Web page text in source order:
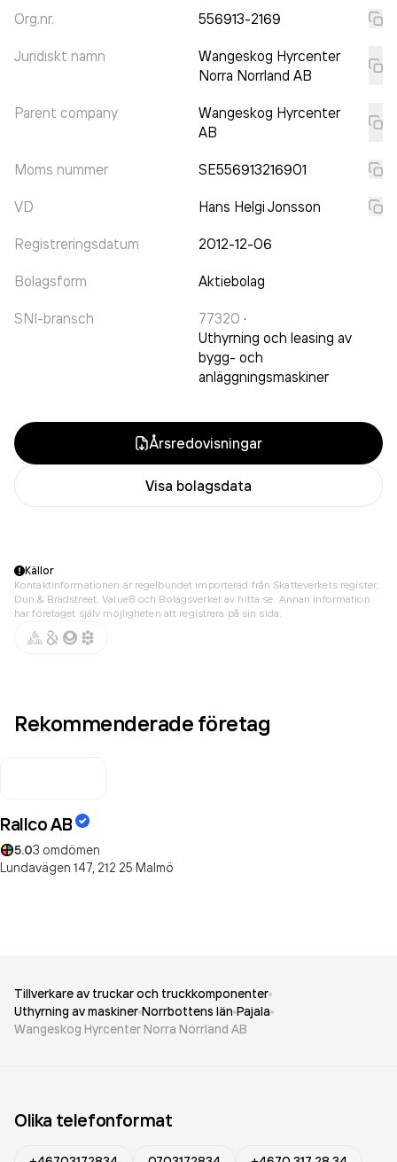
Org.nr. 556913-2169
Juridiskt namn
Wangeskog Hyrcenter
Norra Norrland AB
Parent company
Wangeskog Hyrcenter
AB
Moms nummer SE556913216901
VD Hans Helgi Jonsson
Registreringsdatum 2012-12-06
Bolagsform Aktiebolag
SNI-bransch 77320 ·
Uthyrning och leasing av
bygg- och
anläggningsmaskiner
Årsredovisningar
Visa bolagsdata
Källor
Kontaktinformationen är regelbundet importerad från Skatteverkets register,
Dun & Bradstreet, Value8 och Bolagsverket av hitta.se. Annan information
har företaget själv möjligheten att registrera på sin sida.
Rekommenderade företag
Rallco AB
5.03 omdömen
Lundavägen 147, 212 25 Malmö
Tillverkare av truckar och truckkomponenter
Uthyrning av maskiner Norrbottens län Pajala
Wangeskog Hyrcenter Norra Norrland AB
Olika telefonformat